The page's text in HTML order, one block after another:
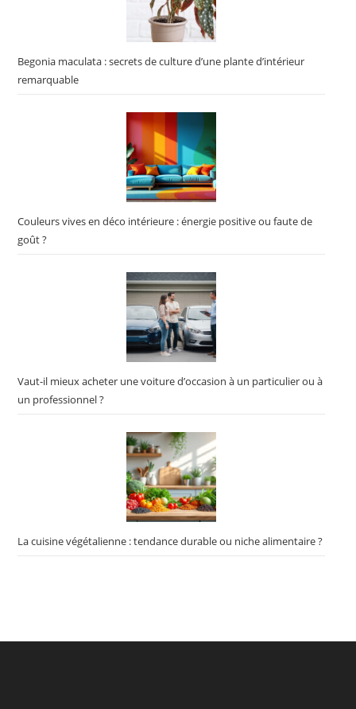
Begonia maculata : secrets de culture d’une plante d’intérieur
remarquable
Couleurs vives en déco intérieure : énergie positive ou faute de
goût ?
Vaut-il mieux acheter une voiture d’occasion à un particulier ou à
un professionnel ?
La cuisine végétalienne : tendance durable ou niche alimentaire ?